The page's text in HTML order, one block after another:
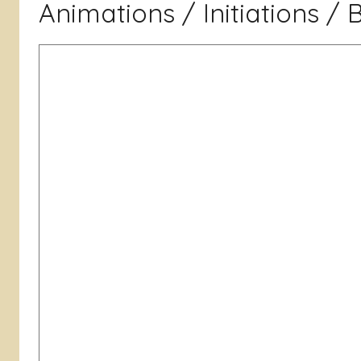
de
Animations / Initiations /